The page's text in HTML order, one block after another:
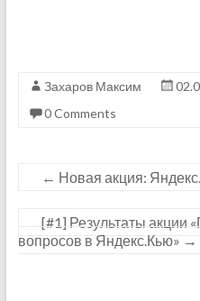
Захаров Максим
0 Comments
← Новая акция:
[#1] Результаты акции
вопросов в Яндекс.Кью» →